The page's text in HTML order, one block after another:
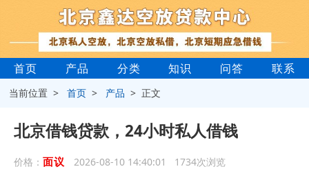
首页 产品 分类 知识 问答 联系
当前位置 >首页 > 产品 > 正文
北京借钱贷款，24小时私人借钱
价格： 面议 2026-08-10 14:40:01 1734次浏览